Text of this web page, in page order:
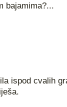
bajamima?...
ispod cvalih